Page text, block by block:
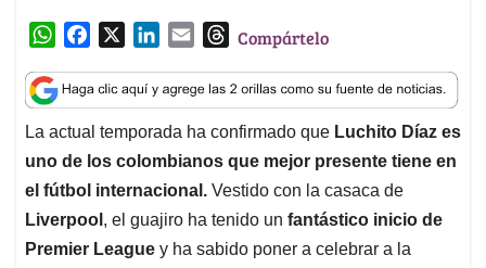
W
a
t
s
A
p
p
c
e
b
o
o
k
n
k
e
d
I
n
a
i
l
T
r
e
a
d
s
Compártelo
La actual temporada ha confirmado que Luchito Díaz es
uno de los colombianos que mejor presente tiene en
el fútbol internacional. Vestido con la casaca de
Liverpool , el guajiro ha tenido un fantástico inicio de
Premier League y ha sabido poner a celebrar a la